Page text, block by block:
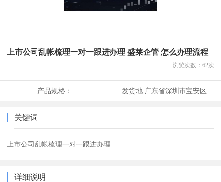
上市公司乱帐梳理一对一跟进办理 盛莱企管 怎么办理流程
浏览次数： 62次
产品规格： 发货地:广东省深圳市宝安区
关键词
上市公司乱帐梳理一对一跟进办理
详细说明